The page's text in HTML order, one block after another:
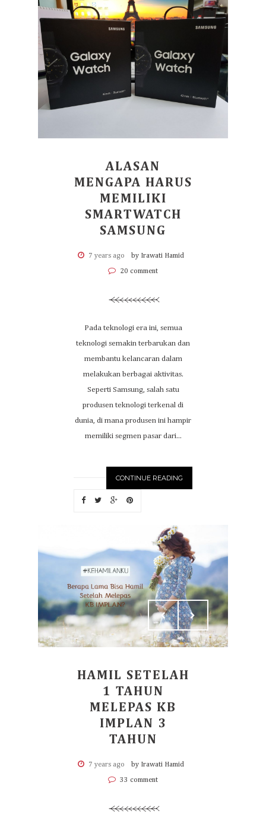
ALASAN
MENGAPA HARUS
MEMILIKI
SMARTWATCH
SAMSUNG
7 years ago by Irawati Hamid
20 comment
Pada teknologi era ini, semua
teknologi semakin terbarukan dan
membantu kelancaran dalam
melakukan berbagai aktivitas.
Seperti Samsung, salah satu
produsen teknologi terkenal di
dunia, di mana produsen ini hampir
memiliki segmen pasar dari...
CONTINUE READING
HAMIL SETELAH
1 TAHUN
MELEPAS KB
IMPLAN 3
TAHUN
7 years ago by Irawati Hamid
33 comment